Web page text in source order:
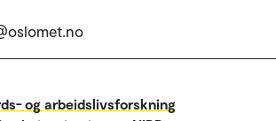
og arbeidslivsforskning